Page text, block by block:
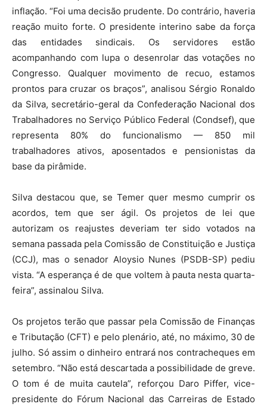
inflação. “Foi uma decisão prudente. Do contrário, haveria
reação muito forte. O presidente interino sabe da força
das entidades sindicais. Os servidores estão
acompanhando com lupa o desenrolar das votações no
Congresso. Qualquer movimento de recuo, estamos
prontos para cruzar os braços”, analisou Sérgio Ronaldo
da Silva, secretário-geral da Confederação Nacional dos
Trabalhadores no Serviço Público Federal (Condsef), que
representa 80% do funcionalismo — 850 mil
trabalhadores ativos, aposentados e pensionistas da
base da pirâmide.
Silva destacou que, se Temer quer mesmo cumprir os
acordos, tem que ser ágil. Os projetos de lei que
autorizam os reajustes deveriam ter sido votados na
semana passada pela Comissão de Constituição e Justiça
(CCJ), mas o senador Aloysio Nunes (PSDB-SP) pediu
vista. “A esperança é de que voltem à pauta nesta quarta-
feira”, assinalou Silva.
Os projetos terão que passar pela Comissão de Finanças
e Tributação (CFT) e pelo plenário, até, no máximo, 30 de
julho. Só assim o dinheiro entrará nos contracheques em
setembro. “Não está descartada a possibilidade de greve.
O tom é de muita cautela”, reforçou Daro Piffer, vice-
presidente do Fórum Nacional das Carreiras de Estado